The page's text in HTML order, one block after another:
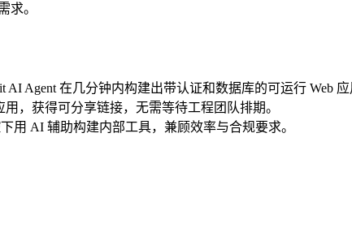
求。
AI Agent 在几分钟内构建出带认证和数据库的可运行 Web
，获得可分享链接，无需等待工程团队排期。
用 AI 辅助构建内部工具，兼顾效率与合规要求。